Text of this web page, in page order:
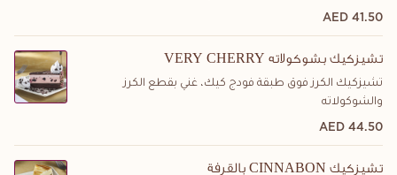
41.50 AED
VERY CHERRY تشيزكيك بشوكولاته
تشيزكيك الكرز فوق طبقة فودج كيك، غني بقطع الكرز
والشوكولاته
44.50 AED
بالقرفة CINNABON تشيزكيك